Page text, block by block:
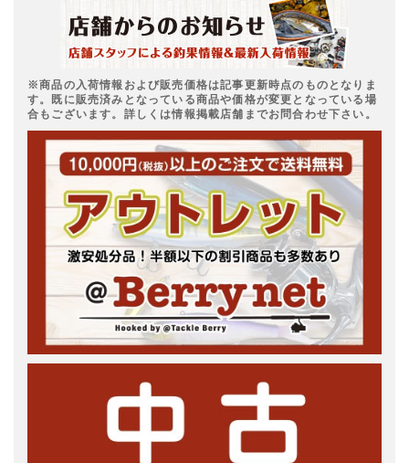
※商品の入荷情報および販売価格は記事更新時点のものとなりま
す。既に販売済みとなっている商品や価格が変更となっている場
合もございます。詳しくは情報掲載店舗までお問合わせ下さい。